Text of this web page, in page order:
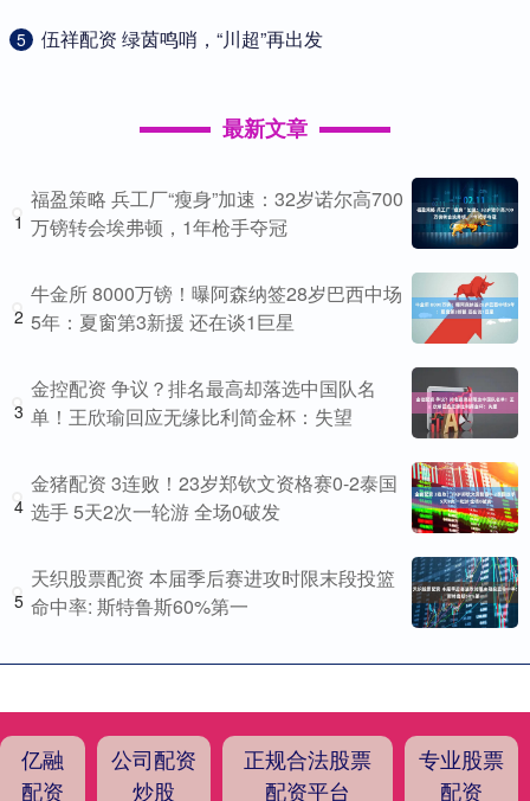
5 ​伍祥配资 绿茵鸣哨，“川超”再出发
最新文章
1
福盈策略 兵工厂“瘦身”加速：32岁诺尔高700
万镑转会埃弗顿，1年枪手夺冠
2
牛金所 8000万镑！曝阿森纳签28岁巴西中场
5年：夏窗第3新援 还在谈1巨星
3
金控配资 争议？排名最高却落选中国队名
单！王欣瑜回应无缘比利简金杯：失望
4
金猪配资 3连败！23岁郑钦文资格赛0-2泰国
选手 5天2次一轮游 全场0破发
5
天织股票配资 本届季后赛进攻时限末段投篮
命中率: 斯特鲁斯60%第一
亿融
配资
公司配资
炒股
正规合法股票
配资平台
专业股票
配资